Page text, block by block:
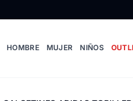
HOMBRE MUJER NIÑOS